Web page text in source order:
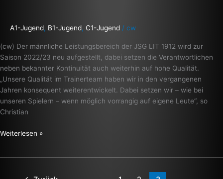
A1-Jugend, B1-Jugend, C1-Jugend / cw
(cw) Der männliche Leistungsbereich der JSG LIT 1912 wird zur
Saison 2022/23 neu aufgestellt, dabei setzen die Verantwortlichen
neben bekannter Kontinuität auch weiterhin auf hohe Qualität.
„Unsere Qualität im Trainerteam haben wir in den vergangenen
Jahren konsequent weiterentwickelt. Dabei setzen wir – wie bei
unseren Spielern – wenn möglich vorrangig auf eigene Leute“, so
Christian
Weiterlesen »